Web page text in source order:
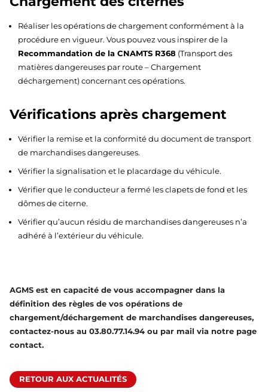
Réaliser les opérations de chargement conformément à la
procédure en vigueur. Vous pouvez vous inspirer de la
Recommandation de la CNAMTS R368 (Transport des
matières dangereuses par route – Chargement
déchargement) concernant ces opérations.
Vérifications après chargement
Vérifier la remise et la conformité du document de transport
de marchandises dangereuses.
Vérifier la signalisation et le placardage du véhicule.
Vérifier que le conducteur a fermé les clapets de fond et les
dômes de citerne.
Vérifier qu’aucun résidu de marchandises dangereuses n’a
adhéré à l’extérieur du véhicule.
AGMS est en capacité de vous accompagner dans la
définition des règles de vos opérations de
chargement/déchargement de marchandises dangereuses,
contactez-nous au 03.80.77.14.94 ou par mail via notre page
contact.
RETOUR AUX ACTUALITÉS